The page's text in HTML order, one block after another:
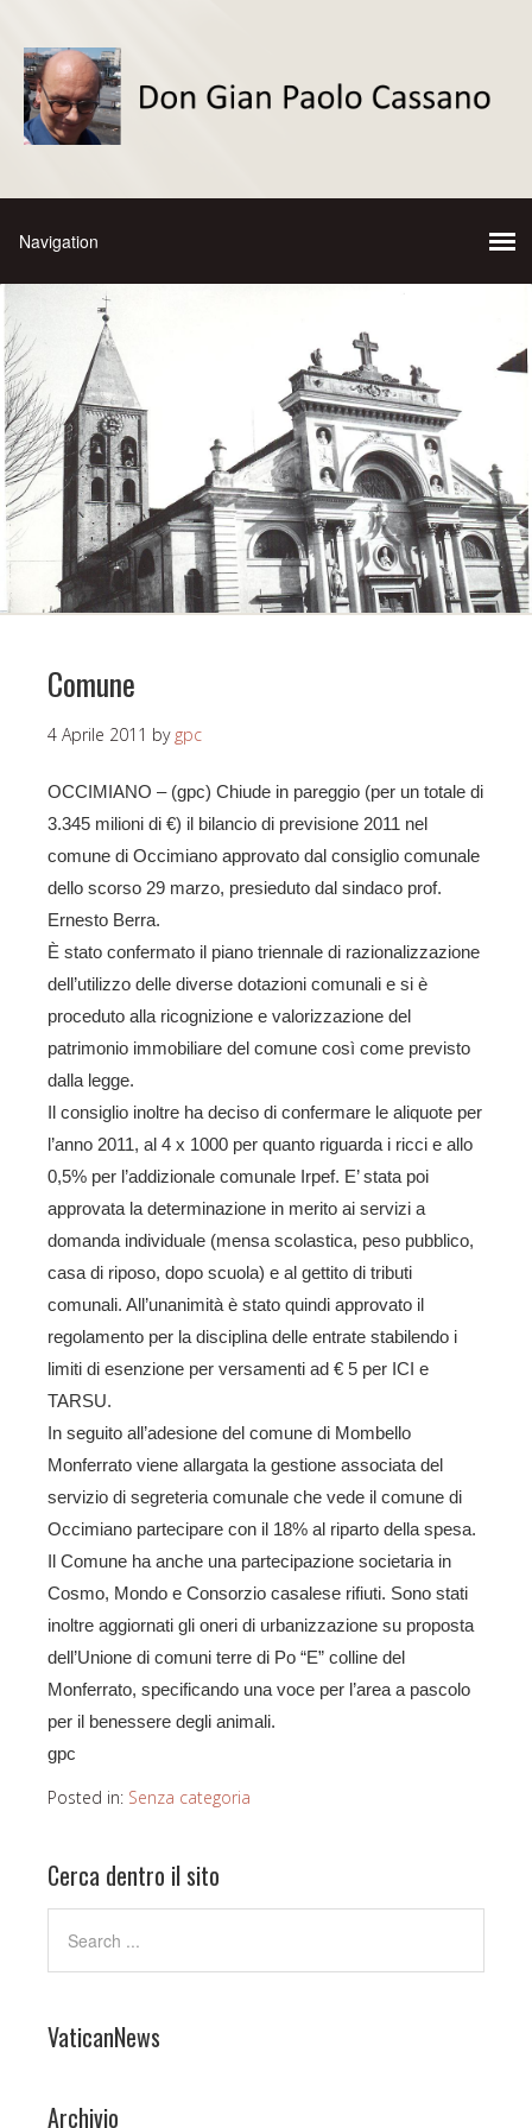
Comune
4 Aprile 2011 by gpc
OCCIMIANO – (gpc) Chiude in pareggio (per un totale di
3.345 milioni di €) il bilancio di previsione 2011 nel
comune di Occimiano approvato dal consiglio comunale
dello scorso 29 marzo, presieduto dal sindaco prof.
Ernesto Berra.
È stato confermato il piano triennale di razionalizzazione
dell’utilizzo delle diverse dotazioni comunali e si è
proceduto alla ricognizione e valorizzazione del
patrimonio immobiliare del comune così come previsto
dalla legge.
Il consiglio inoltre ha deciso di confermare le aliquote per
l’anno 2011, al 4 x 1000 per quanto riguarda i ricci e allo
0,5% per l’addizionale comunale Irpef. E’ stata poi
approvata la determinazione in merito ai servizi a
domanda individuale (mensa scolastica, peso pubblico,
casa di riposo, dopo scuola) e al gettito di tributi
comunali. All’unanimità è stato quindi approvato il
regolamento per la disciplina delle entrate stabilendo i
limiti di esenzione per versamenti ad € 5 per ICI e
TARSU.
In seguito all’adesione del comune di Mombello
Monferrato viene allargata la gestione associata del
servizio di segreteria comunale che vede il comune di
Occimiano partecipare con il 18% al riparto della spesa.
Il Comune ha anche una partecipazione societaria in
Cosmo, Mondo e Consorzio casalese rifiuti. Sono stati
inoltre aggiornati gli oneri di urbanizzazione su proposta
dell’Unione di comuni terre di Po “E” colline del
Monferrato, specificando una voce per l’area a pascolo
per il benessere degli animali.
gpc
Posted in: Senza categoria
Cerca dentro il sito
VaticanNews
Archivio